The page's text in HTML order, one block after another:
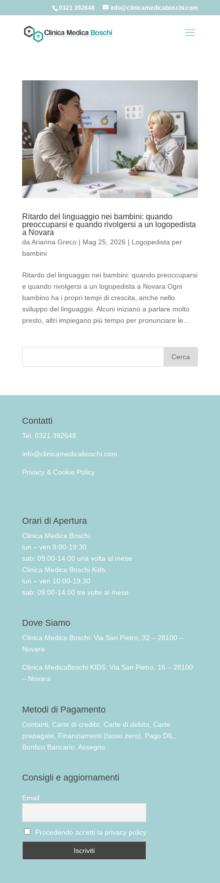
0321 392648 info@clinicamedicaboschi.com
Ritardo del linguaggio nei bambini: quando
preoccuparsi e quando rivolgersi a un logopedista
a Novara
da Arianna Greco| Mag 25, 2026 | Logopedista per
bambini
Ritardo del linguaggio nei bambini: quando preoccuparsi
e quando rivolgersi a un logopedista a Novara Ogni
bambino ha i propri tempi di crescita, anche nello
sviluppo del linguaggio. Alcuni iniziano a parlare molto
presto, altri impiegano più tempo per pronunciare le...
Contatti
Tel. 0321 392648
info@clinicamedicaboschi.com
Privacy & Cookie Policy
Orari di Apertura
Clinica Medica Boschi:
lun – ven 9:00-19:30
sab: 09:00-14:00 una volta al mese
Clinica Medica Boschi Kids:
lun – ven 10:00-19:30
sab: 09:00-14:00 tre volte al mese
Dove Siamo
Clinica Medica Boschi: Via San Pietro, 32 – 28100 –
Novara
Clinica MedicaBoschi KIDS: Via San Pietro, 16 – 28100
– Novara
Metodi di Pagamento
Contanti, Carte di credito, Carte di debito, Carte
prepagate, Finanziamenti (tasso zero), Pago DIL,
Bonfico Bancario, Assegno.
Consigli e aggiornamenti
Email
Procedendo accetti la privacy policy